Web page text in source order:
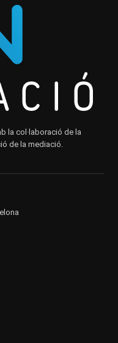
la col·laboració de la
de la mediació.